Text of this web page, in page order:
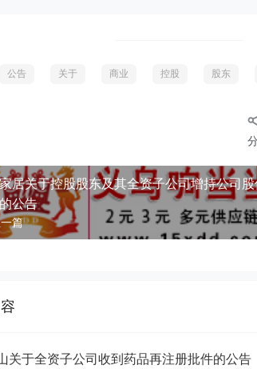
公告 关于 商业 控股 股东
居关于控股股东及其全资子公司增持公司股
公告
篇
关于全资子公司收到药品再注册批件的公告